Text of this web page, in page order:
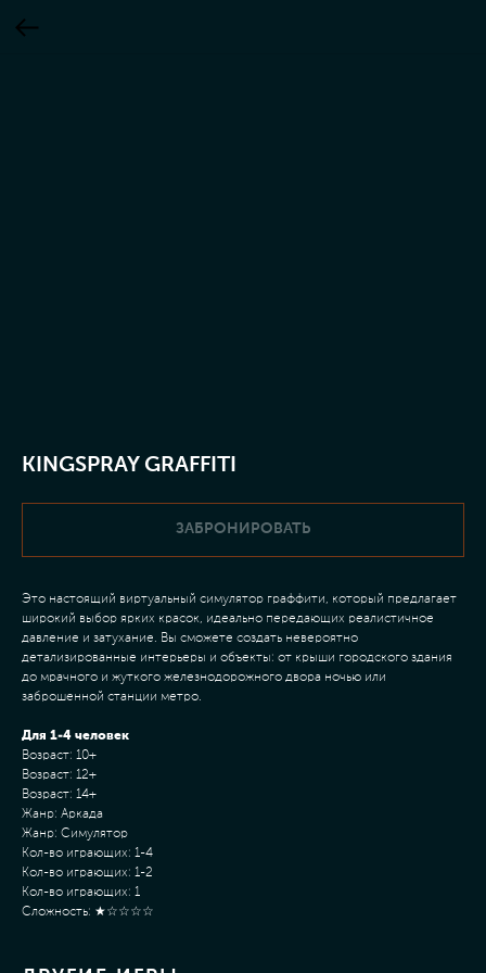
KINGSPRAY GRAFFITI
ЗАБРОНИРОВАТЬ
Это настоящий виртуальный симулятор граффити, который предлагает
широкий выбор ярких красок, идеально передающих реалистичное
давление и затухание. Вы сможете создать невероятно
детализированные интерьеры и объекты: от крыши городского здания
до мрачного и жуткого железнодорожного двора ночью или
заброшенной станции метро.
Для 1-4 человек
Возраст: 10+
Возраст: 12+
Возраст: 14+
Жанр: Аркада
Жанр: Симулятор
Кол-во играющих: 1-4
Кол-во играющих: 1-2
Кол-во играющих: 1
Сложность: ★☆☆☆☆